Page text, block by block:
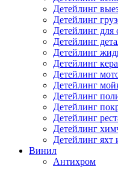
Детейлинг
Детейлинг
Детейлинг для
Детейлинг
Детейлинг
Детейлинг
Детейлинг
Детейлинг
Детейлинг
Детейлинг
Детейлинг
Детейлинг
Детейлинг яхт
Винил
Антихром